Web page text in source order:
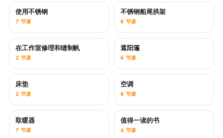
即将推出
使用不锈钢
7 节课
不锈钢船尾拱架
6 节课
即将推出
在工作室修理和缝制帆
2 节课
遮阳篷
6 节课
床垫
2 节课
即将推出
空调
6 节课
即将推出
取暖器
7 节课
即将推出
值得一读的书
4 节课